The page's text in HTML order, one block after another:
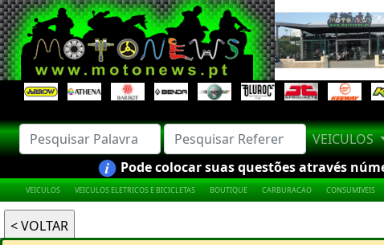
VEICULOS
Pode colocar suas questões através
VEICULOS VEICULOS ELETRICOS E BICICLETAS BOUTIQUE CARBURACAO CONSUMIVEIS